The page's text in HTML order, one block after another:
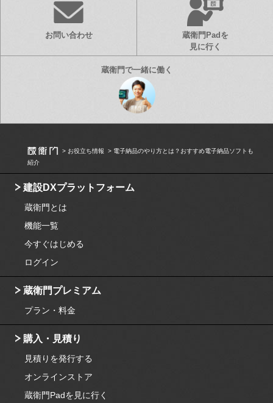
お問い合わせ
蔵衛門Padを
見に行く
お役立ち情報
電子納品のやり方とは？おすすめ電子納品ソフトも
紹介
建設DXプラットフォーム
蔵衛門とは
機能一覧
今すぐはじめる
ログイン
蔵衛門プレミアム
プラン・料金
購入・見積り
見積りを発行する
オンラインストア
蔵衛門Padを見に行く